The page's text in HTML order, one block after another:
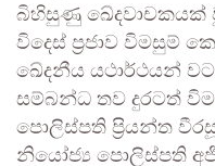
බිහිසුණු ඛේදවාචකයක්
විදෙස් ප්‍රජාව විමසුම්
ඛේදනීය යථාර්ථයන්
සම්බන්ධ තව දුරටත්
පොලිස්පති ප්‍රියන්ත
නියෝජ්‍ය පොලිස්පති